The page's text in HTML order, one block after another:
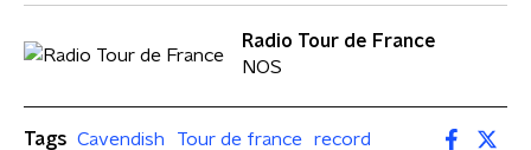
Radio Tour de France
NOS
Tags Cavendish Tour de france
record